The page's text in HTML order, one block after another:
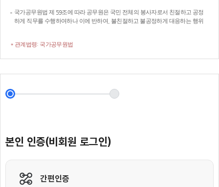
국가공무원법 제 59조에 따라 공무원은 국민 전체의 봉사자로서 친절하고 공정
하게 직무를 수행하여하나 이에 반하여, 불친절하고 불공정하게 대응하는 행위
* 관계법령: 국가공무원법